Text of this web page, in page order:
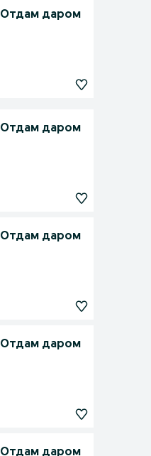
Отдам даром
Отдам даром
Отдам даром
Отдам даром
Отдам даром